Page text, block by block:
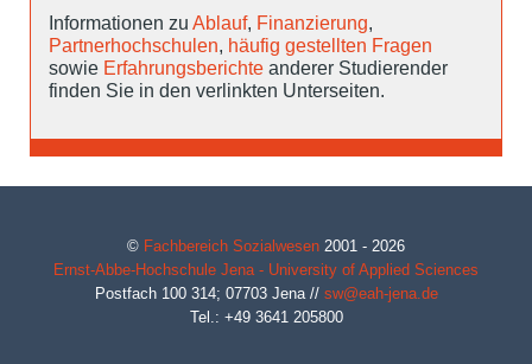
Informationen zu Ablauf, Finanzierung,
Partnerhochschulen, häufig gestellten Fragen
sowie Erfahrungsberichte anderer Studierender
finden Sie in den verlinkten Unterseiten.
© Fachbereich Sozialwesen 2001 - 2026
Ernst-Abbe-Hochschule Jena - University of Applied Sciences
Postfach 100 314; 07703 Jena// sw@eah-jena.de
Tel.: +49 3641 205800